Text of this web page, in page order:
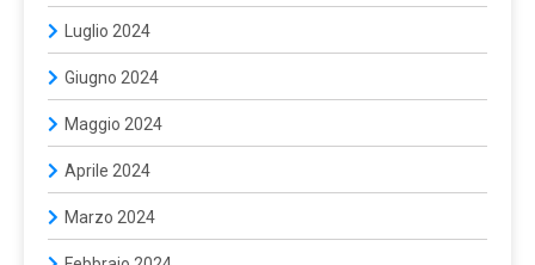
Luglio 2024
Giugno 2024
Maggio 2024
Aprile 2024
Marzo 2024